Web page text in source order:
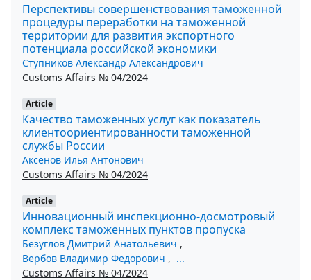
Перспективы совершенствования таможенной
процедуры переработки на таможенной
территории для развития экспортного
потенциала российской экономики
Ступников Александр Александрович
Customs Affairs № 04/2024
Article
Качество таможенных услуг как показатель
клиентоориентированности таможенной
службы России
Аксенов Илья Антонович
Customs Affairs № 04/2024
Article
Инновационный инспекционно-досмотровый
комплекс таможенных пунктов пропуска
Безуглов Дмитрий Анатольевич ,
Вербов Владимир Федорович , ...
Customs Affairs № 04/2024